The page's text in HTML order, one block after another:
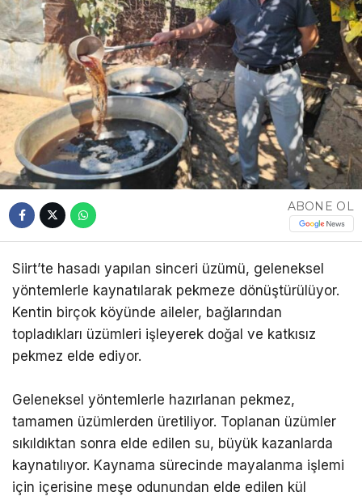
ABONE OL
Siirt’te hasadı yapılan sinceri üzümü, geleneksel
yöntemlerle kaynatılarak pekmeze dönüştürülüyor.
Kentin birçok köyünde aileler, bağlarından
topladıkları üzümleri işleyerek doğal ve katkısız
pekmez elde ediyor.
Geleneksel yöntemlerle hazırlanan pekmez,
tamamen üzümlerden üretiliyor. Toplanan üzümler
sıkıldıktan sonra elde edilen su, büyük kazanlarda
kaynatılıyor. Kaynama sürecinde mayalanma işlemi
için içerisine meşe odunundan elde edilen kül